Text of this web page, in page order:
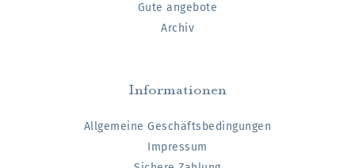
Gute angebote
Archiv
Informationen
Allgemeine Geschäftsbedingungen
Impressum